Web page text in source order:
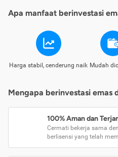
Apa manfaat berinvestasi
Harga stabil, cenderung naik Mudah
Mengapa berinvestasi emas
100% Aman dan
Cermati bekerja sama
berlisensi yang telah